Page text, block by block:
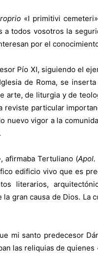
«I primitivi
a todos vosotros la
por el
Pío XI, siguiendo el
de Roma, se
arte, de liturgia y de
reviste particular
nuevo vigor a la
, afirmaba Tertuliano (Apol.
edificio vivo que es
literarios,
gran causa de Dios.
mi santo predecesor
las reliquias de quienes